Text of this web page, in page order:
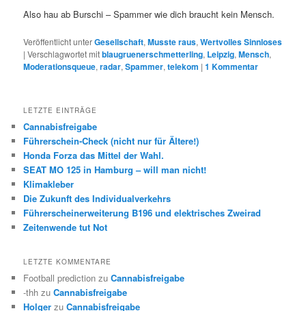
Also hau ab Burschi – Spammer wie dich braucht kein Mensch.
Veröffentlicht unterGesellschaft,Musste raus,Wertvolles Sinnloses
|Verschlagwortet mitblaugruenerschmetterling, Leipzig,Mensch,
Moderationsqueue,radar,Spammer,telekom |1 Kommentar
LETZTE EINTRÄGE
Cannabisfreigabe
Führerschein-Check (nicht nur für Ältere!)
Honda Forza das Mittel der Wahl.
SEAT MO 125 in Hamburg – will man nicht!
Klimakleber
Die Zukunft des Individualverkehrs
Führerscheinerweiterung B196 und elektrisches Zweirad
Zeitenwende tut Not
LETZTE KOMMENTARE
Football prediction zuCannabisfreigabe
-thh zuCannabisfreigabe
Holger zuCannabisfreigabe